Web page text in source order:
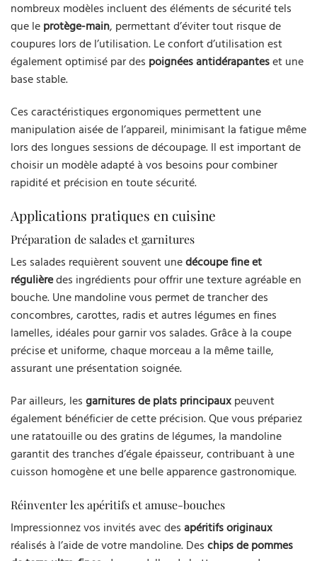
nombreux modèles incluent des éléments de sécurité tels
que le protège-main, permettant d’éviter tout risque de
coupures lors de l’utilisation. Le confort d’utilisation est
également optimisé par des poignées antidérapanteset une
base stable.
Ces caractéristiques ergonomiques permettent une
manipulation aisée de l’appareil, minimisant la fatigue même
lors des longues sessions de découpage. Il est important de
choisir un modèle adapté à vos besoins pour combiner
rapidité et précision en toute sécurité.
Applications pratiques en cuisine
Préparation de salades et garnitures
Les salades requièrent souvent unedécoupe fine et
régulièredes ingrédients pour offrir une texture agréable en
bouche. Une mandoline vous permet de trancher des
concombres, carottes, radis et autres légumes en fines
lamelles, idéales pour garnir vos salades. Grâce à la coupe
précise et uniforme, chaque morceau a la même taille,
assurant une présentation soignée.
Par ailleurs, les garnitures de plats principaux peuvent
également bénéficier de cette précision. Que vous prépariez
une ratatouille ou des gratins de légumes, la mandoline
garantit des tranches d’égale épaisseur, contribuant à une
cuisson homogène et une belle apparence gastronomique.
Réinventer les apéritifs et amuse-bouches
Impressionnez vos invités avec des apéritifs originaux
réalisés à l’aide de votre mandoline. Des chips de pommes